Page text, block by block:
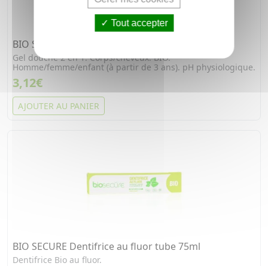
BIO SECURE Gel lavant BIO tube 100ml
Gel douche 2 en 1. Corps/cheveux. BIO.
Homme/femme/enfant (à partir de 3 ans). pH physiologique.
3,12€
AJOUTER AU PANIER
BIO SECURE Dentifrice au fluor tube 75ml
Dentifrice Bio au fluor.
Tout accepter